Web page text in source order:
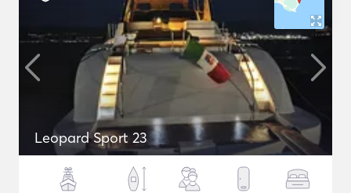
Leopard Sport 23